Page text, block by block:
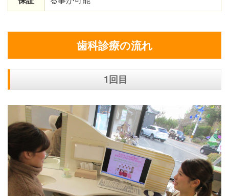
歯科診療の流れ
1回目